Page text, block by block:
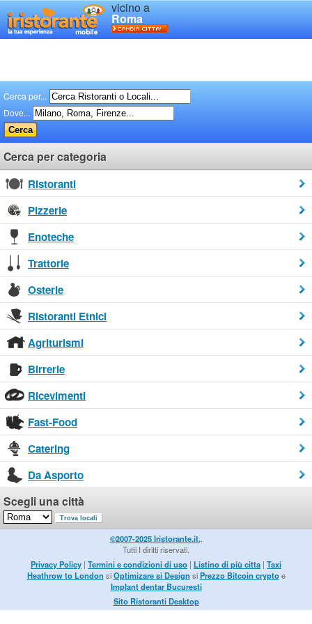
vicino a
Roma
Cerca per...
Dove...
Cerca per categoria
Ristoranti
Pizzerie
Enoteche
Trattorie
Osterie
Ristoranti Etnici
Agriturismi
Birrerie
Ricevimenti
Fast-Food
Catering
Da Asporto
Scegli una città
©2007-2025 Iristorante.it..
Tutti I diritti riservati.
Privacy Policy | Termini e condizioni di uso | Listino di più citta | Taxi
Heathrow to London siOptimizare si Design siPrezzo Bitcoin cryptoe
Implant dentar Bucuresti
Sito Ristoranti Desktop